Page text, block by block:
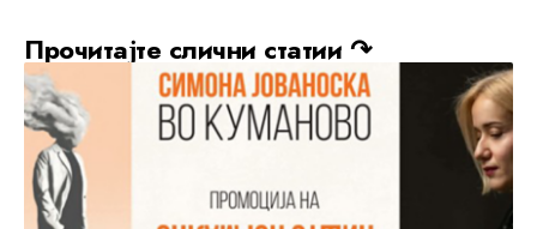
Прочитајте слични статии ↷